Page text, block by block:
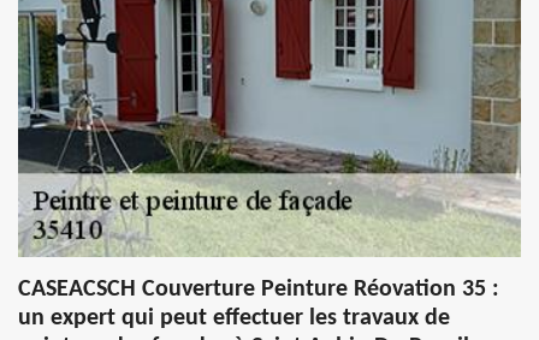
CASEACSCH Couverture Peinture Réovation 35 :
un expert qui peut effectuer les travaux de